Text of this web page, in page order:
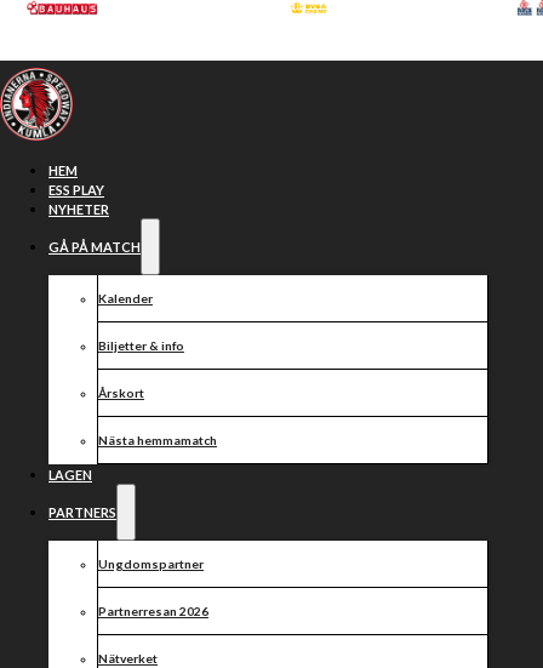
Hoppa till huvudinnehåll
HEM
ESS PLAY
NYHETER
GÅ PÅ MATCH
Kalender
Biljetter & info
Årskort
Nästa hemmamatch
LAGEN
PARTNERS
Ungdomspartner
Partnerresan 2026
Nätverket
Medlemsmöte
imorgon kl
18:00